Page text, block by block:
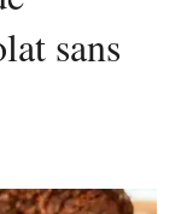
sans